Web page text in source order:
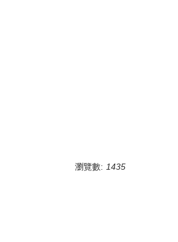
瀏覽數: 1435